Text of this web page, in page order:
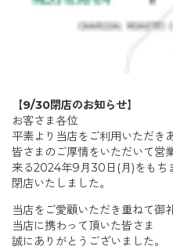
【9/30閉店のお知らせ】
お客さま各位
平素より当店をご利用いただき
皆さまのご厚情をいただいて営
来る2024年9月30日(月)をもち
閉店いたしました。
当店をご愛顧いただき重ねて御
当店に携わって頂いた皆さま
誠にありがとうございました。